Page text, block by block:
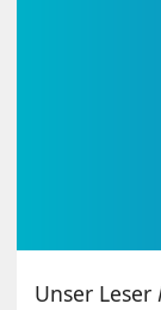
Unser Leser